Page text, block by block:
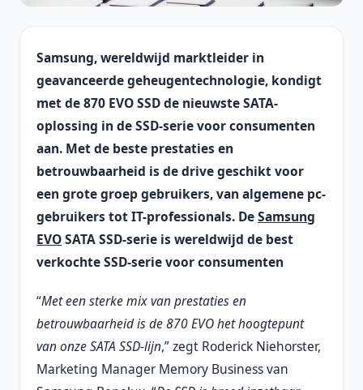
Samsung, wereldwijd marktleider in
geavanceerde geheugentechnologie, kondigt
met de 870 EVO SSD de nieuwste SATA-
oplossing in de SSD-serie voor consumenten
aan. Met de beste prestaties en
betrouwbaarheid is de drive geschikt voor
een grote groep gebruikers, van algemene pc-
gebruikers tot IT-professionals. DeSamsung
EVOSATA SSD-serie is wereldwijd de best
verkochte SSD-serie voor consumenten
“Met een sterke mix van prestaties en
betrouwbaarheid is de 870 EVO het hoogtepunt
van onze SATA SSD-lijn,” zegt Roderick Niehorster,
Marketing Manager Memory Business van